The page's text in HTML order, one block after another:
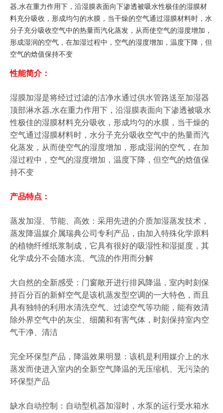
器,水在重力作用下，沿湿膜表面向下渗透被吸水性极佳的湿膜材
料充分吸收，形成均匀的水膜，当干燥的空气通过湿膜材料时，水
分子充分吸收空气中的热量而汽化蒸发，从而使空气的湿度增加，
形成湿润的空气，在加湿过程中，空气的湿度增加，温度下降，但
空气的焓值保持不变
性能简介：
湿膜加湿是将经过过滤的洁净水通过供水管路送至加湿器
顶部淋水器,水在重力作用下，沿湿膜表面向下渗透被吸水
性极佳的湿膜材料充分吸收，形成均匀的水膜，当干燥的
空气通过湿膜材料时，水分子充分吸收空气中的热量而汽
化蒸发，从而使空气的湿度增加，形成湿润的空气，在加
湿过程中，空气的湿度增加，温度下降，但空气的焓值保
持不变
产品特点：
蒸发加湿、节能、高效：采用先进的介质加湿蒸发技术，
蒸发降温媒介属瑞典公司专利产品，由加入特殊化学原料
的植物纤维纸浆制成，它具有很好的吸湿性和湿挺度，其
化学成分不会随水流、气流的作用而分解
大自然的全新感受：门窗敞开进行排风降温，室内时刻保
持百分百的新鲜空气是该机蒸发型空调的一大特色，而且
具有独特的利用水清洗空气、过滤空气等功能，能有效清
除外界空气中的灰尘、细菌和有害气体，时刻保持室内空
气干净、清洁
完全环保型产品，降温效果明显：该机是利用媒介上的水
蒸发而使进入室内的全新空气降温的无压缩机、无污染的
环保型产品
缺水自动控制：自动型机器加湿时，水泵的运行受水箱水